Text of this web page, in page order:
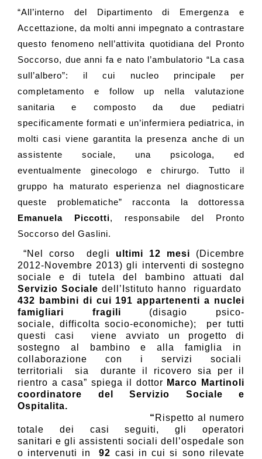
“All’interno del Dipartimento di Emergenza e
Accettazione, da molti anni impegnato a contrastare
questo fenomeno nell’attivita quotidiana del Pronto
Soccorso, due anni fa e nato l’ambulatorio “La casa
sull’albero”: il cui nucleo principale per
completamento e follow up nella valutazione
sanitaria e composto da due pediatri
specificamente formati e un’infermiera pediatrica, in
molti casi viene garantita la presenza anche di un
assistente sociale, una psicologa, ed
eventualmente ginecologo e chirurgo. Tutto il
gruppo ha maturato esperienza nel diagnosticare
queste problematiche” racconta la dottoressa
Emanuela Piccotti, responsabile del Pronto
Soccorso del Gaslini.
“Nel corso degli ultimi 12 mesi (Dicembre
2012-Novembre 2013) gli interventi di sostegno
sociale e di tutela del bambino attuati dal
Servizio Sociale dell’Istituto hanno riguardato
432 bambini di cui 191 appartenenti a nuclei
famigliari fragili (disagio psico-
sociale, difficolta socio-economiche);
per tutti
questi casi viene avviato un progetto di
sostegno al bambino e alla famiglia
in
collaborazione con i servizi sociali
territoriali sia durante il ricovero sia per il
rientro a casa” spiega il dottor Marco Martinoli
coordinatore del Servizio Sociale e
Ospitalita.
“ Rispetto al numero
totale dei casi seguiti, gli operatori
sanitari e gli assistenti sociali dell’ospedale son
o intervenuti in92 casi in cui si sono rilevate